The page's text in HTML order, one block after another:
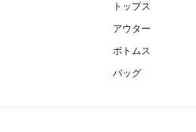
トップス
アウター
ボトムス
バッグ